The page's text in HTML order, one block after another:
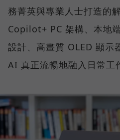
務菁英與專業人士打造的
Copilot+ PC 架構、本地
設計、高畫質 OLED 顯示
AI 真正流暢地融入日常工